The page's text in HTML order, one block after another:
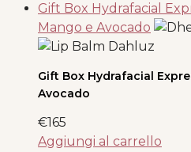
Gift Box Hydrafacial
Mango e Avocado
Gift Box Hydrafacial
Avocado
€165
Aggiungi al carrello